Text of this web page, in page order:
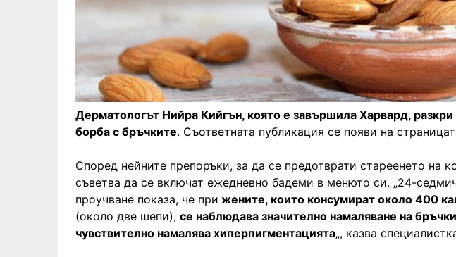
Дерматологът Нийра Кийгън, която е завършила Харвард, разкри
борба с бръчките. Съответната публикация се появи на
Според нейните препоръки, за да се предотврати стареенето на
съветва да се включат ежедневно бадеми в менюто си. „24-
проучване показа, че при жените, които консумират около 400
(около две шепи), се наблюдава значително намаляване на
чувствително намалява хиперпигментацията„, казва